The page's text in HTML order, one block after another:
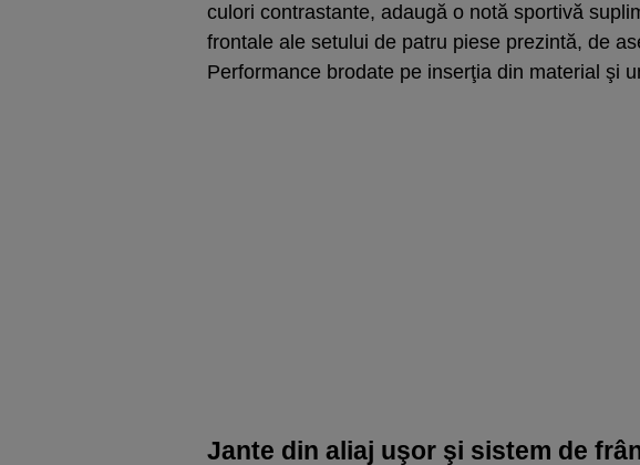
culori contrastante, adaugă o notă sportivă
frontale ale setului de patru piese prezintă, de
Performance brodate pe inserţia din material şi
Jante din aliaj uşor şi sistem de